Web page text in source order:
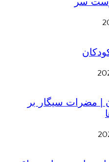
مضرات سیگار بر